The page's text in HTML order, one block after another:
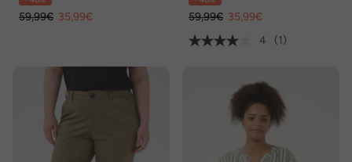
59,99€ 35,99€
tailleband
59,99€ 35,99€
4
(1)